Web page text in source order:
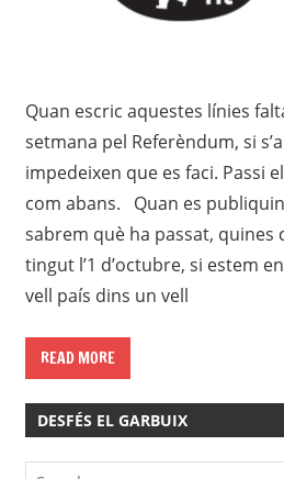
Quan escric aquestes línies
setmana pel Referèndum, si
impedeixen que es faci. Passi
com abans. Quan es
sabrem què ha passat, quines
tingut l’1 d’octubre, si estem
vell país dins un vell
READ MORE
DESFÉS EL GARBUIX